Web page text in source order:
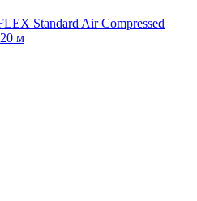
Standard Air Compressed
м